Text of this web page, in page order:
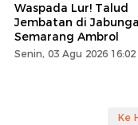
Waspada Lur! Talud
Jembatan di
Semarang Ambrol
Senin, 03 Agu 2026 16:02
Ke